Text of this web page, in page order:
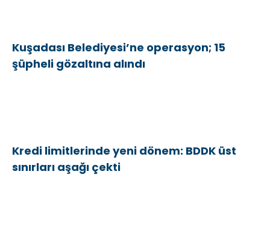
Kuşadası Belediyesi’ne operasyon; 15
şüpheli gözaltına alındı
Kredi limitlerinde yeni dönem: BDDK üst
sınırları aşağı çekti